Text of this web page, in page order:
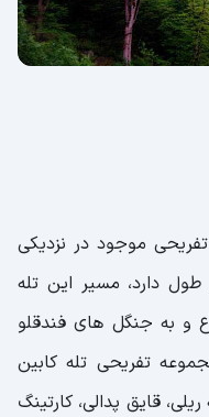
موجود در نزدیکی
باشد که حدود 1500 متر طول دارد، مسیر این تله
و به جنگل های فندقلو
تفریحی تله کابین
قایق پدالی، کارتینگ